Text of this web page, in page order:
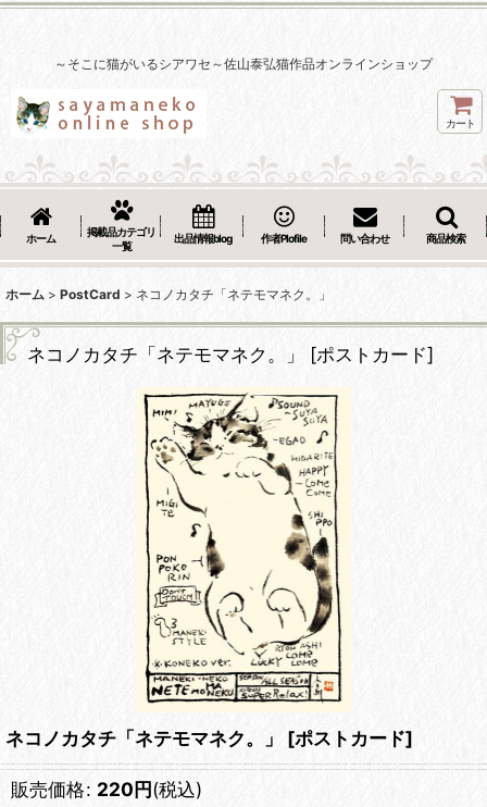
～そこに猫がいるシアワセ～佐山泰弘猫作品オンラインショップ
カート
ホーム
掲載品カテゴリ
一覧
出品情報blog 作者Plofile 問い合わせ 商品検索
ホーム > PostCard > ネコノカタチ「ネテモマネク。」
ネコノカタチ「ネテモマネク。」 [ポストカード]
ネコノカタチ「ネテモマネク。」 [ポストカード]
販売価格: 220円(税込)